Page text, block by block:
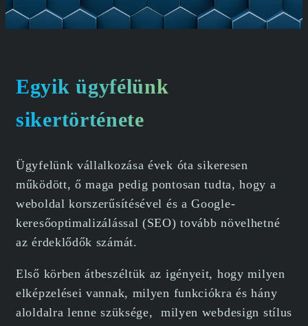
Egyik ügyfélünk
sikertörténete
Ügyfelünk vállalkozása évek óta sikeresen
működött, ő maga pedig pontosan tudta, hogy a
weboldal korszerűsítésével és a Google-
keresőoptimalizálással (SEO) tovább növelhetné
az érdeklődők számát.
Első körben átbeszéltük az igényeit, hogy milyen
elképzelései vannak, milyen funkciókra és hány
aloldalra lenne szüksége, milyen webdesign stílus